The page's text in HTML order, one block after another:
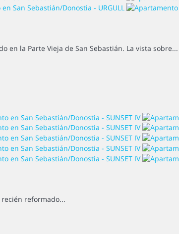
la Parte Vieja de San Sebastián. La vista sobre...
reformado...